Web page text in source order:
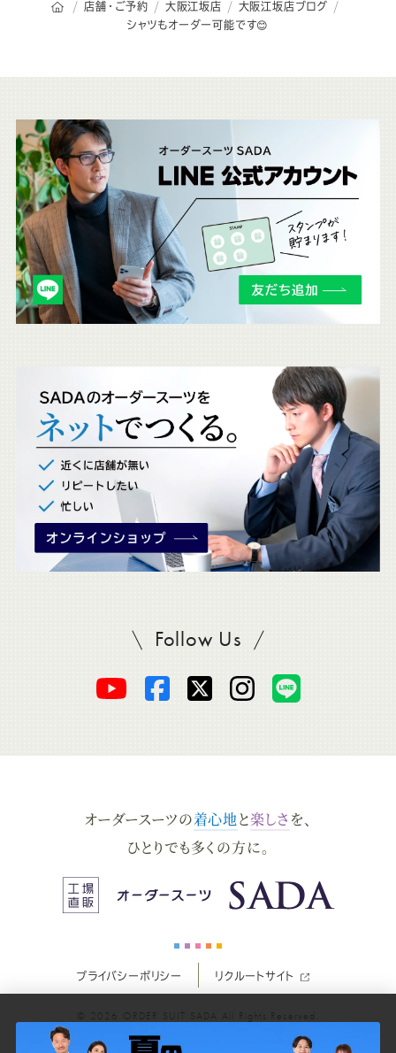
オーダースーツSADAのトップページ
店舗・ご予約 大阪江坂店
大阪江坂店ブログ
シャツもオーダー可能です😊
こ
ち
ら
も
チ
ェ
Follow UsSADAをフォロー
オ
ー
ス
ツ
SADA
オ
ー
ス
ー
ツ
SADA
オ
ー
ス
ー
ツ
SADA
オ
ー
ス
ツ
SADA
ス
ツ
SADA
オーダースーツの着心地と楽しさ を、
ひとりでも多くの方に。
プライバシーポリシー リクルートサイト
© 2026 ORDER SUIT SADA All Rights Reserved.